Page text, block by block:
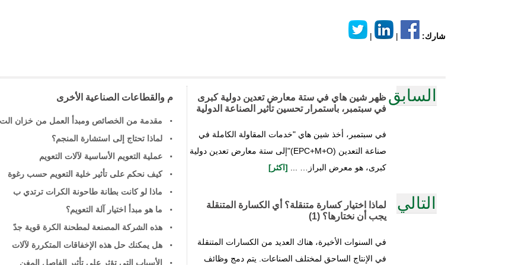
شارك: |
|
السابق ظهر شين هاي في ستة معارض تعدين دولية كبرى
في سبتمبر، باستمرار تحسين تأثير الصناعة الدولية
في سبتمبر، أخذ شين هاي "خدمات المقاولة الكاملة في
صناعة التعدين (EPC+M+O)"إلى ستة معارض تعدين دولية
كبرى، هو معرض البراز… ...
[اكثر]
التالي
لماذا اختيار كسارة متنقلة؟ أي الكسارة المتنقلة
يجب أن نختارها؟ (1)
في السنوات الأخيرة، هناك العديد من الكسارات المتنقلة
في الإنتاج الساحق لمختلف الصناعات. يتم دمج وظائف
م والقطاعات الصناعية الأخرى
مقدمة من الخصائص ومبدأ العمل من خزان الت
لماذا تحتاج إلى استشارة المنجم؟
عملية التعويم الأساسية لآلات التعويم
كيف نحكم على تأثير خلية التعويم حسب رغوة
ماذا لو كانت بطانة طاحونة الكرات ترتدي ب
ما هو مبدأ اختيار آلة التعويم؟
هذه الشركة المصنعة لمطحنة الكرة قوية جدً
هل يمكنك حل هذه الإخفاقات المتكررة لآلات
الأسباب التي تؤثر على تأثير الفاصل المغن